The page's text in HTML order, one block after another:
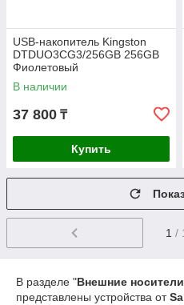
USB-накопитель Kingston
DTDUO3CG3/256GB 256GB
Фиолетовый
В наличии
37 800 ₸
Купить
1 /
В разделе "Внешние
представлены устройства от